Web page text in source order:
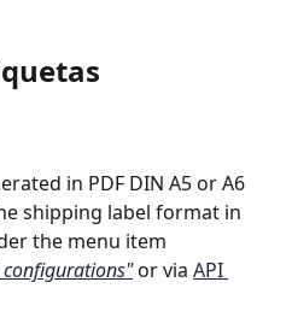
in PDF DIN A5 or A6
shipping label format in
the menu item
or via API